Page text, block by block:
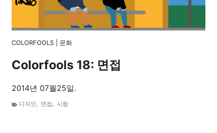
COLORFOOLS 문화
Colorfools 18: 면접
2014년 07월25일.
디자인 , 면접 , 시험